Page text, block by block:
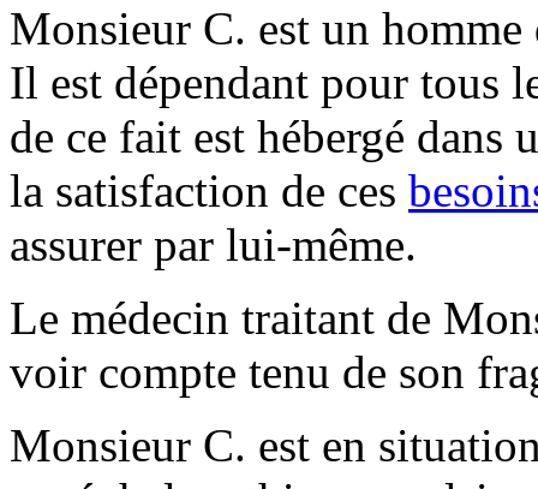
Monsieur C. est un
Il est dépendant pour tous
de ce fait est hébergé dans
la satisfaction de ces
assurer par lui-même.
Le médecin traitant de
voir compte tenu de son
Monsieur C. est en